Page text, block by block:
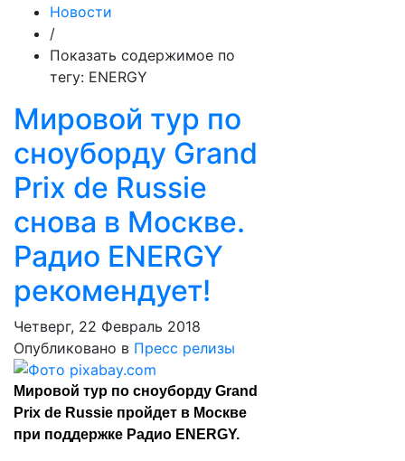
Новости
/
Показать содержимое по
тегу: ENERGY
Мировой тур по
сноуборду Grand
Prix de Russie
снова в Москве.
Радио ENERGY
рекомендует!
Четверг, 22 Февраль 2018
Опубликовано в Пресс релизы
Мировой тур по сноуборду Grand
Prix de Russie пройдет в Москве
при поддержке Радио ENERGY.